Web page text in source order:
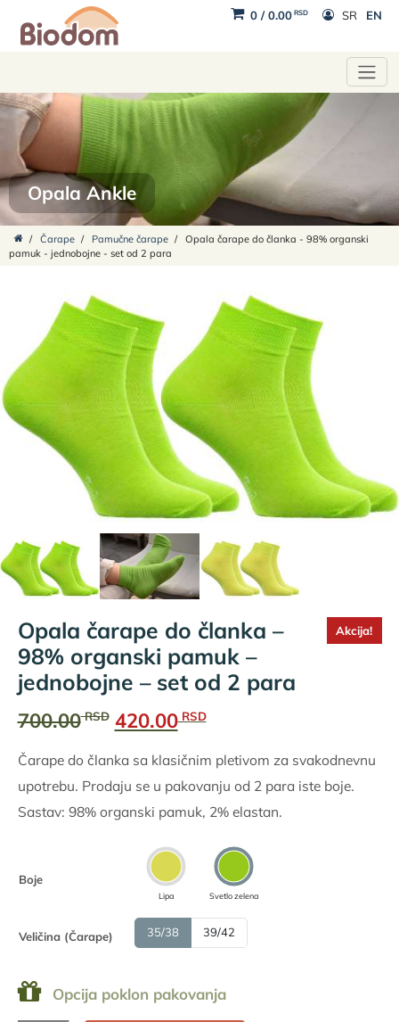
0/0.00 RSD SR EN
Opala Ankle
/ Čarape / Pamučne čarape / Opala čarape do članka - 98% organski
pamuk - jednobojne - set od 2 para
Akcija!
Opala čarape do članka –
98% organski pamuk –
jednobojne – set od 2 para
700.00RSD Originalna
cena
je
bila:
RSD.
420.00RSDTrenutna
cena
je:
420.00
Čarape do članka sa klasičnim pletivom za svakodnevnu
upotrebu. Prodaju se u pakovanju od 2 para iste boje.
Sastav: 98% organski pamuk, 2% elastan.
Boje
Lipa Svetlo zelena
Veličina (Čarape) 35/38 39/42
Opcija poklon pakovanja